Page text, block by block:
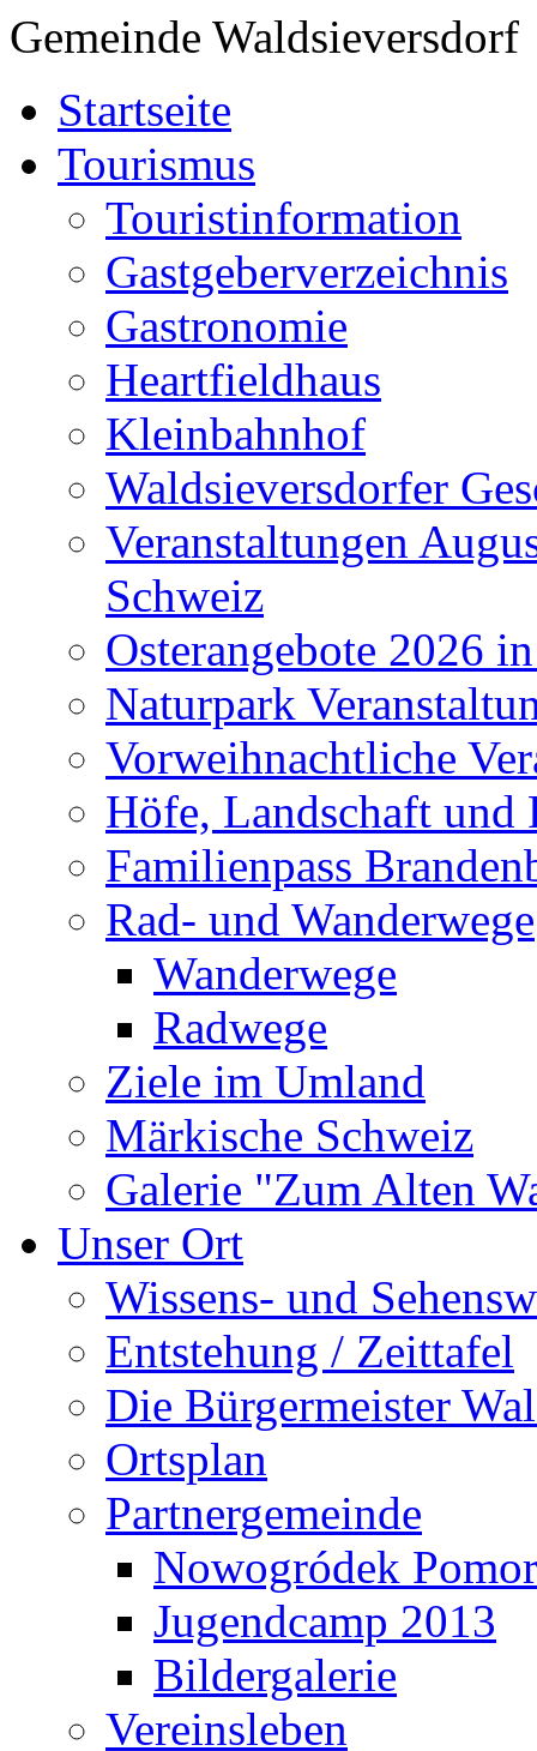
Gemeinde Waldsieversdorf
Startseite
Tourismus
Touristinformation
Gastgeberverzeichnis
Gastronomie
Heartfieldhaus
Kleinbahnhof
Waldsieversdorfer
Veranstaltungen
Schweiz
Osterangebote 2026
Naturpark
Vorweihnachtliche
Höfe, Landschaft und
Familienpass
Rad- und Wanderwege
Wanderwege
Radwege
Ziele im Umland
Märkische Schweiz
Galerie "Zum Alten
Unser Ort
Wissens- und
Entstehung / Zeittafel
Die Bürgermeister
Ortsplan
Partnergemeinde
Nowogródek
Jugendcamp 2013
Bildergalerie
Vereinsleben